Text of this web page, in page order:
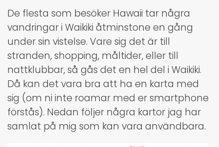
De flesta som besöker Hawaii tar några
vandringar i Waikiki åtminstone en gång
under sin vistelse. Vare sig det är till
stranden, shopping, måltider, eller till
nattklubbar, så gås det en hel del i Waikiki.
Då kan det vara bra att ha en karta med
sig (om ni inte roamar med er smartphone
förstås). Nedan följer några kartor jag har
samlat på mig som kan vara användbara.